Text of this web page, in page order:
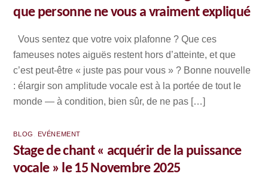
que personne ne vous a vraiment expliqué
Vous sentez que votre voix plafonne ? Que ces
fameuses notes aiguës restent hors d’atteinte, et que
c’est peut-être « juste pas pour vous » ? Bonne nouvelle
: élargir son amplitude vocale est à la portée de tout le
monde — à condition, bien sûr, de ne pas […]
BLOG EVÉNEMENT
Stage de chant « acquérir de la puissance
vocale » le 15 Novembre 2025